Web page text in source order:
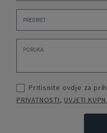
Pritisnite ovdje za
PRIVATNOSTI, UVJETI